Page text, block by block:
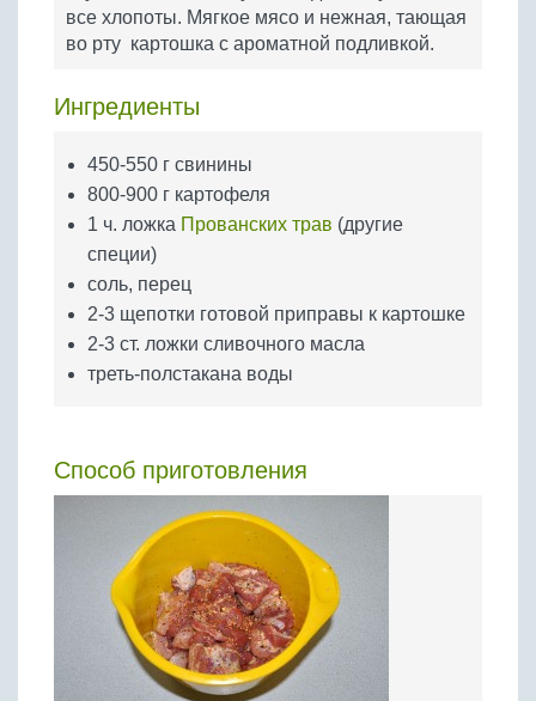
Бобовые
Яйца
все хлопоты. Мягкое мясо и нежная, тающая
во рту картошка с ароматной подливкой.
Ингредиенты
450-550 г свинины
800-900 г картофеля
1 ч. ложка Прованских трав (другие
специи)
соль, перец
2-3 щепотки готовой приправы к картошке
2-3 ст. ложки сливочного масла
треть-полстакана воды
Способ приготовления